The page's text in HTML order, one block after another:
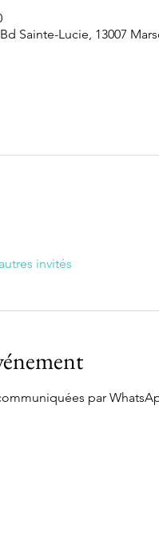
Sainte-Lucie, 13007
invités
par